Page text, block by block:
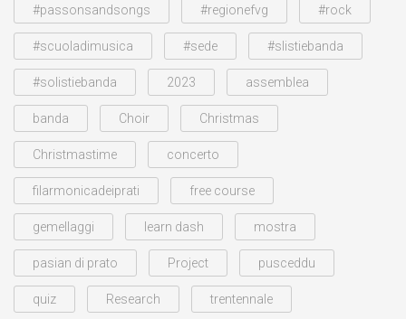
#passonsandsongs #regionefvg #rock
#scuoladimusica #sede #slistiebanda
#solistiebanda 2023 assemblea
banda Choir Christmas
Christmastime concerto
filarmonicadeiprati free course
gemellaggi learn dash mostra
pasian di prato Project pusceddu
quiz Research trentennale